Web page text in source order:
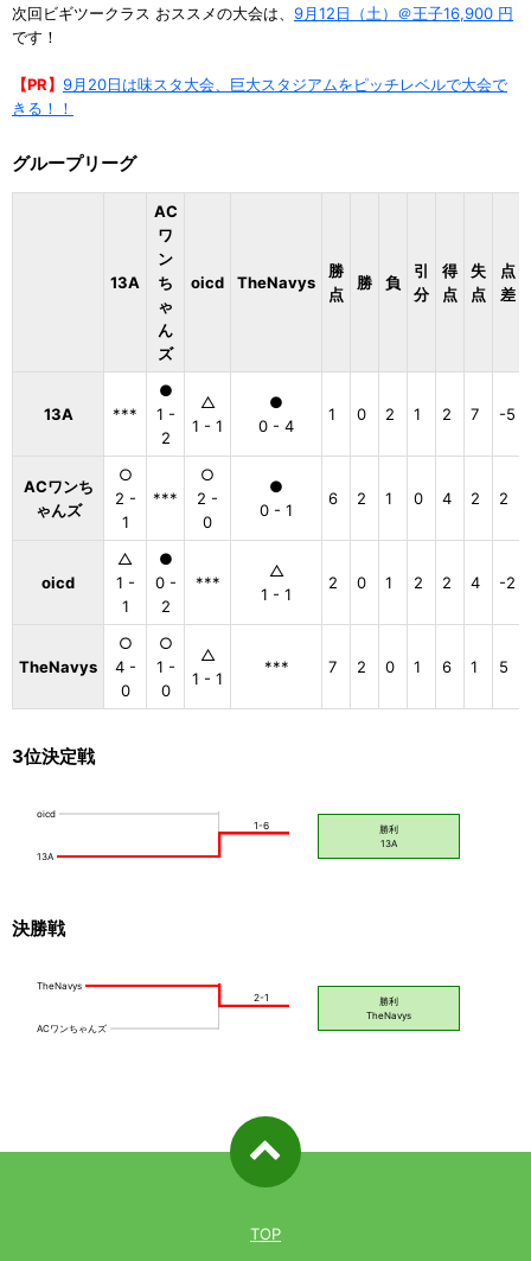
次回ビギツークラス おススメの大会は、 9月12日（土）＠王子16,900 円
です！
【PR】 9月20日は味スタ大会、巨大スタジアムをピッチレベルで大会で
きる！！
グループリーグ
13A
AC
ワ
ン
ち
ゃ
ん
ズ
oicd TheNavys
勝
点
勝 負
引
分
得
点
失
点
点
差
13A ***
●
1 -
2
△
1 - 1
●
0 - 4
1 0 2 1 2 7 -5
ACワンち
ゃんズ
○
2 -
1
***
○
2 -
0
●
0 - 1
6 2 1 0 4 2 2
oicd
△
1 -
1
●
0 -
2
***
△
1 - 1
2 0 1 2 2 4 -2
TheNavys
○
4 -
0
○
1 -
0
△
1 - 1
*** 7 2 0 1 6 1 5
3位決定戦
決勝戦
TOP